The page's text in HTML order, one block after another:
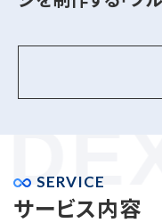
SERVICE
サービス内容